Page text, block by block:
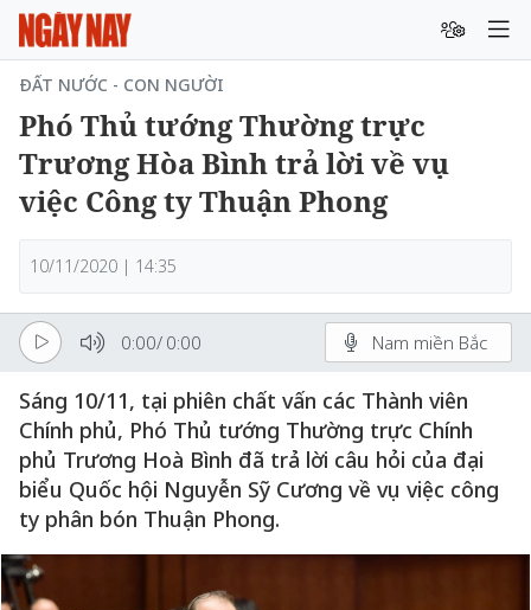
ĐẤT NƯỚC - CON NGƯỜI
Phó Thủ tướng Thường trực
Trương Hòa Bình trả lời về vụ
việc Công ty Thuận Phong
10/11/2020 | 14:35
0:00/ 0:00 Nam miền Bắc
Sáng 10/11, tại phiên chất vấn các Thành viên
Chính phủ, Phó Thủ tướng Thường trực Chính
phủ Trương Hoà Bình đã trả lời câu hỏi của đại
biểu Quốc hội Nguyễn Sỹ Cương về vụ việc công
ty phân bón Thuận Phong.